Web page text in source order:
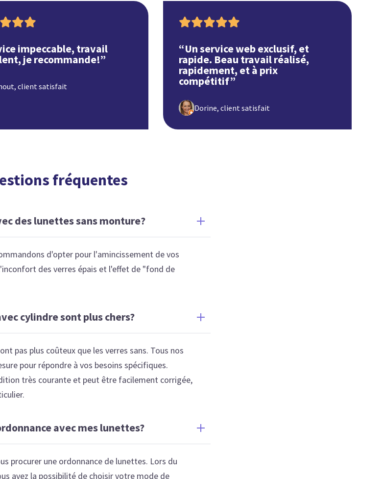
impeccable, travail
je recommande!”
client satisfait

“Un service web exclusif, et
rapide. Beau travail réalisé,
rapidement, et à prix
compétitif”
Dorine, client satisfait
fréquentes
des lunettes sans monture?
d'opter pour l'amincissement de vos
des verres épais et l'effet de "fond de
cylindre sont plus chers?
pas plus coûteux que les verres sans. Tous nos
pour répondre à vos besoins spécifiques.
très courante et peut être facilement corrigée,
avec mes lunettes?
procurer une ordonnance de lunettes. Lors du
avez la possibilité de choisir votre mode de